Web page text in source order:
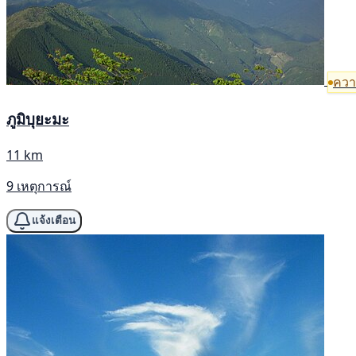
คว
ภูมิบุยะมะ
11 km
9 เหตุการณ์
แจ้งเตือน